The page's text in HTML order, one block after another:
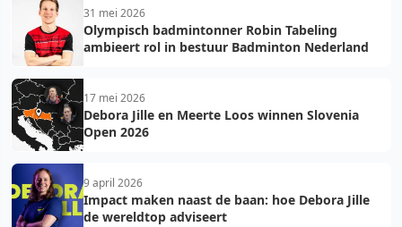
31 mei 2026
Olympisch badmintonner Robin Tabeling
ambieert rol in bestuur Badminton Nederland
17 mei 2026
Debora Jille en Meerte Loos winnen Slovenia
Open 2026
9 april 2026
Impact maken naast de baan: hoe Debora Jille
de wereldtop adviseert